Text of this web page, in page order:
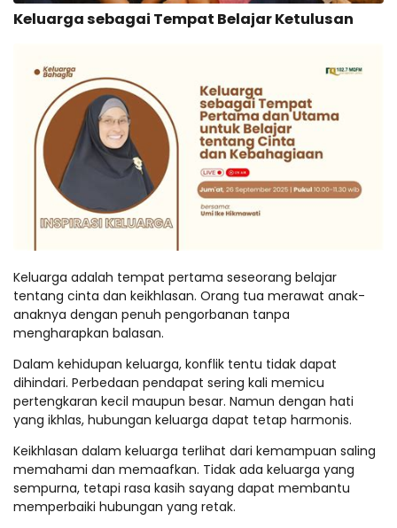
Keluarga sebagai Tempat Belajar Ketulusan
Keluarga adalah tempat pertama seseorang belajar
tentang cinta dan keikhlasan. Orang tua merawat anak-
anaknya dengan penuh pengorbanan tanpa
mengharapkan balasan.
Dalam kehidupan keluarga, konflik tentu tidak dapat
dihindari. Perbedaan pendapat sering kali memicu
pertengkaran kecil maupun besar. Namun dengan hati
yang ikhlas, hubungan keluarga dapat tetap harmonis.
Keikhlasan dalam keluarga terlihat dari kemampuan saling
memahami dan memaafkan. Tidak ada keluarga yang
sempurna, tetapi rasa kasih sayang dapat membantu
memperbaiki hubungan yang retak.